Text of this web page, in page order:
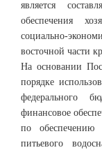
является
обеспечения
социально-
восточной части
На основании
порядке
федерального
финансовое
по обеспечению
питьевого